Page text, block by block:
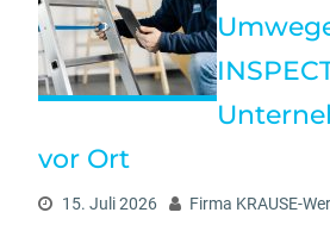
vor Ort
15. Juli 2026 Firma KRAUSE-